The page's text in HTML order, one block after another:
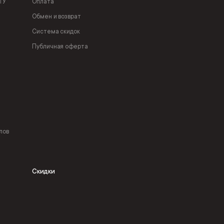
Оплата
Обмен и возврат
Система скидок
Публичная оферта
Скидки